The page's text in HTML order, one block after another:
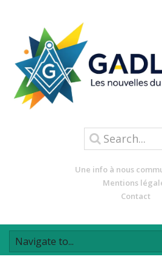
Une info à nous
Mentions
Contact